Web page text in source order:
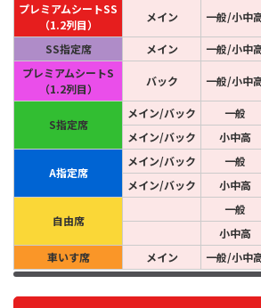
プレミアムシートSS
（1.2列目）
メイン 一般/小中
SS指定席 メイン 一般/小中
プレミアムシートS
（1.2列目）
バック 一般/小中
S指定席
メイン/バック 一般
メイン/バック
小中高
A指定席
メイン/バック 一般
メイン/バック
小中高
自由席
一般
小中高
車いす席
メイン 一般/小中